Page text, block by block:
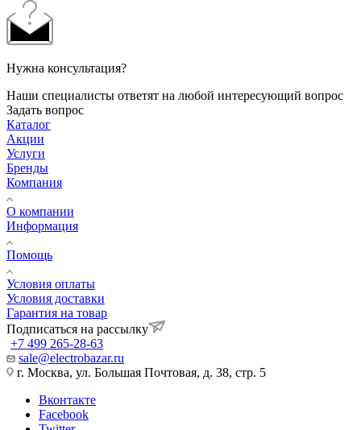
Нужна консультация?
Наши специалисты ответят на любой интересующий вопрос
Задать вопрос
Каталог
Акции
Услуги
Бренды
Компания
О компании
Информация
Помощь
Условия оплаты
Условия доставки
Гарантия на товар
Подписаться на рассылку
+7 499 265-28-63
sale@electrobazar.ru
г. Москва, ул. Большая Почтовая, д. 38, стр. 5
Вконтакте
Facebook